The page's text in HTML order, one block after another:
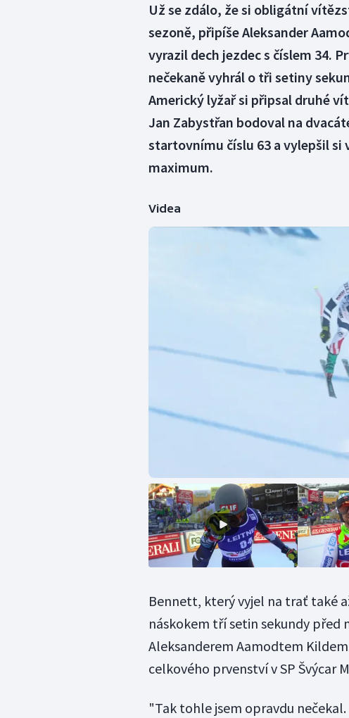
Už se zdálo, že si obligátní
sezoně, připíše Aleksander
vyrazil dech jezdec s číslem 34.
nečekaně vyhrál o tři setiny
Americký lyžař si připsal druhé
Jan Zabystřan bodoval na
startovnímu číslu 63 a vylepšil si
maximum.
Videa
Bennett, který vyjel na trať také
náskokem tří setin sekundy
Aleksanderem Aamodtem
celkového prvenství v SP Švýcar
"Tak tohle jsem opravdu